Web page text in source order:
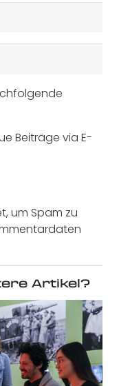
Beiträge via E-
um Spam zu
Artikel?